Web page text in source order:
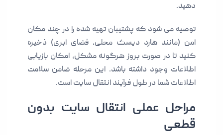
دهید.
توصیه می شود که پشتیبان تهیه شده را در چند مکان
امن (مانند هارد دیسک محلی، فضای ابری) ذخیره
کنید تا در صورت بروز هرگونه مشکل، امکان بازیابی
اطلاعات وجود داشته باشد. این مرحله ضامن سلامت
اطلاعات شما در طول فرآیند انتقال سایت است.
مراحل عملی انتقال سایت بدون
قطعی